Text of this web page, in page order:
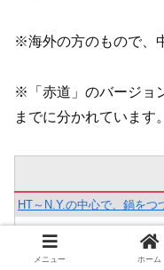
※海外の方のもので、
※「赤道」のバージョ
までに分かれています。
HT～N.Y.の中心で、鍋をつ
三浦春馬・佐藤健 DVD宣
メニュー ホーム